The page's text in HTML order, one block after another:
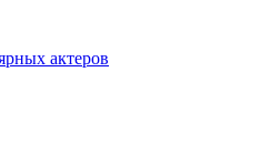
актеров